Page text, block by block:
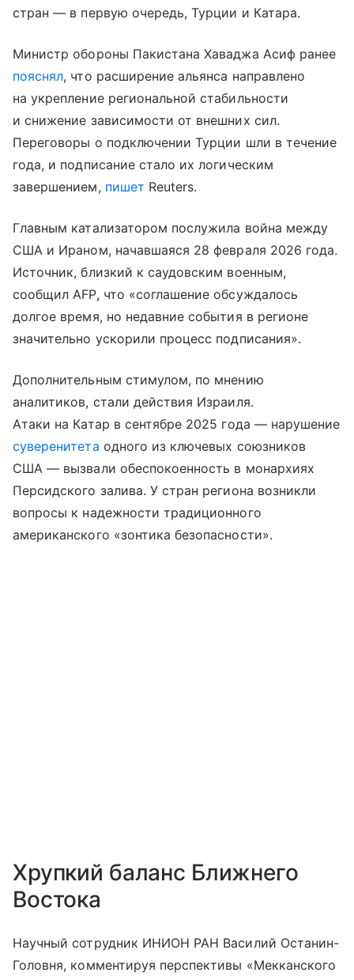
стран — в первую очередь, Турции и Катара.
Министр обороны Пакистана Хаваджа Асиф ранее
пояснял, что расширение альянса направлено
на укрепление региональной стабильности
и снижение зависимости от внешних сил.
Переговоры о подключении Турции шли в течение
года, и подписание стало их логическим
завершением, пишет Reuters.
Главным катализатором послужила война между
США и Ираном, начавшаяся 28 февраля 2026 года.
Источник, близкий к саудовским военным,
сообщил AFP, что «соглашение обсуждалось
долгое время, но недавние события в регионе
значительно ускорили процесс подписания».
Дополнительным стимулом, по мнению
аналитиков, стали действия Израиля.
Атаки на Катар в сентябре 2025 года — нарушение
суверенитета одного из ключевых союзников
США — вызвали обеспокоенность в монархиях
Персидского залива. У стран региона возникли
вопросы к надежности традиционного
американского «зонтика безопасности».
Хрупкий баланс Ближнего
Востока
Научный сотрудник ИНИОН РАН Василий Останин-
Головня, комментируя перспективы «Мекканского